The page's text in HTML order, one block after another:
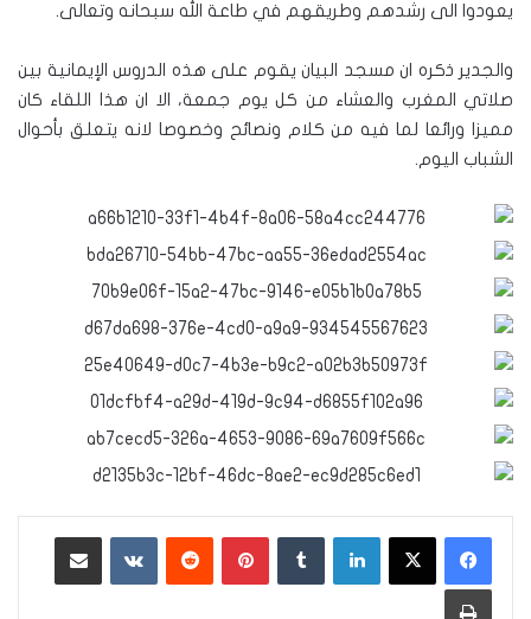
يعودوا الى رشدهم وطريقهم في طاعة الله سبحانه وتعالى.
والجدير ذكره ان مسجد البيان يقوم على هذه الدروس الإيمانية بين
صلاتي المغرب والعشاء من كل يوم جمعة، الا ان هذا اللقاء كان
مميزا ورائعا لما فيه من كلام ونصائح وخصوصا لانه يتعلق بأحوال
الشباب اليوم.
لينكدإن بينتيريست ‏VKontakte
طباعة